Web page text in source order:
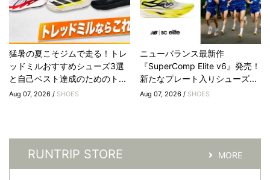
猛暑の夏こそジムで走る！トレ
ッドミルおすすめシューズ3選
と自己ベスト達成のためのト...
Aug 07, 2026 / SHOES
ニューバランス最新作
『SuperComp Elite v6』発売！
新たなプレート入りシューズ...
Aug 07, 2026 / SHOES
RUNTRIP STORE MORE